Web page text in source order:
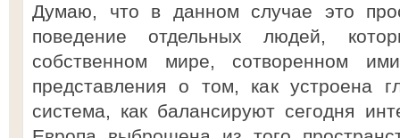
Думаю, что в данном случае это
поведение отдельных людей,
собственном мире, сотворенном
представления о том, как устроена
система, как балансируют сегодня